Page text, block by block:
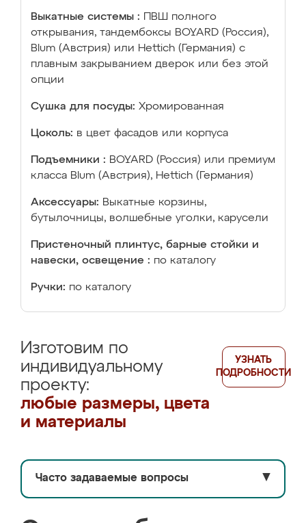
Выкатные системы :
ПВШ полного
открывания, тандембоксы BOYARD (Россия),
Blum (Австрия) или Hettich (Германия) с
плавным закрыванием дверок или без этой
опции
Сушка для посуды: Хромированная
Цоколь: в цвет фасадов или корпуса
Подъемники : BOYARD (Россия) или премиум
класса Blum (Австрия), Hettich (Германия)
Аксессуары: Выкатные корзины,
бутылочницы, волшебные уголки, карусели
Пристеночный плинтус, барные стойки и
навески, освещение : по каталогу
Ручки: по каталогу
Изготовим по
индивидуальному
проекту:
любые размеры, цвета
и материалы
УЗНАТЬ
ПОДРОБНОСТИ
Часто задаваемые вопросы ▼